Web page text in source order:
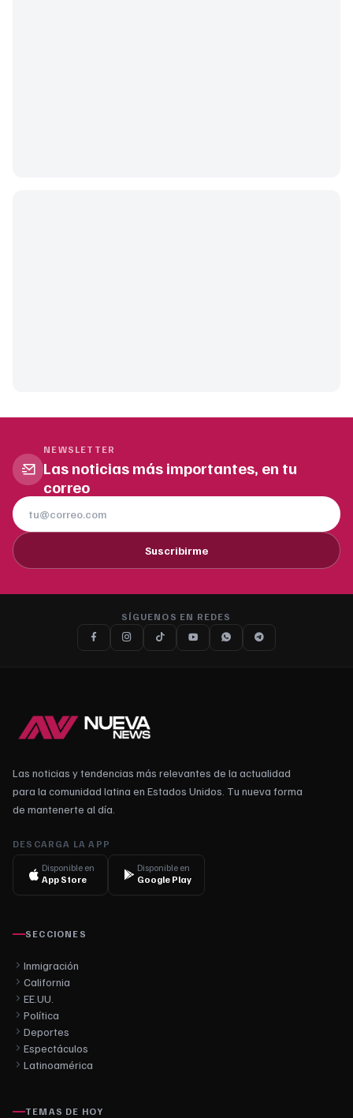
NEWSLETTER
Las noticias más importantes, en tu
correo
Suscribirme
SÍGUENOS EN REDES
Las noticias y tendencias más relevantes de la actualidad
para la comunidad latina en Estados Unidos. Tu nueva forma
de mantenerte al día.
DESCARGA LA APP
Disponible en
App Store
Disponible en
Google Play
SECCIONES
Inmigración
California
EE.UU.
Política
Deportes
Espectáculos
Latinoamérica
TEMAS DE HOY